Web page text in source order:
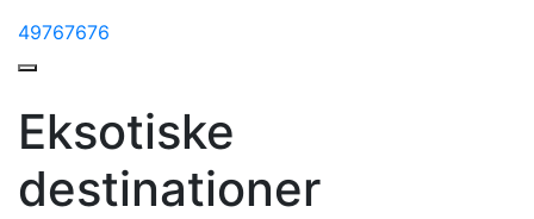
49767676
Eksotiske
destinationer